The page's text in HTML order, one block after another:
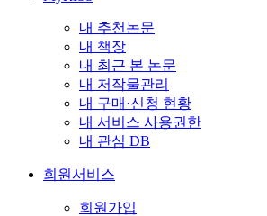
내 추천논문
내 책장
내 최근 본 논문
내 저작물관리
내 구매·신청 현황
내 서비스 사용권한
내 관심 DB
회원서비스
회원가입